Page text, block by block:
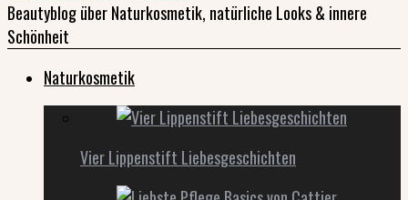
Beautyblog über Naturkosmetik, natürliche Looks & innere
Schönheit
Naturkosmetik
Vier Lippenstift Liebesgeschichten